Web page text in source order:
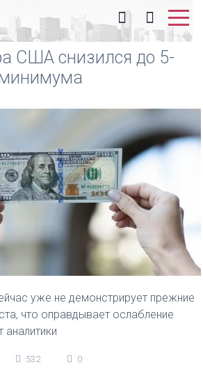
США снизился до 5-
минимума
уже не демонстрирует прежние
что оправдывает ослабление
532 0